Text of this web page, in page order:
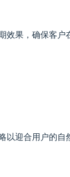
果，确保客户
迎合用户的自